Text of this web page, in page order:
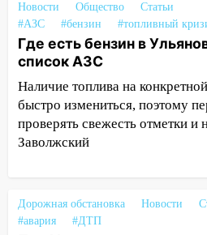
пешеходных переходах
14:40 На проспекте
запретили остановку
14:22 В Новом городе 8
большой фестиваль
мотофристайлом и
погоды в Ульяновской
выходные 8-9 августа
Новости Общество
Статьи
#АЗС
#бензин #топливный
Где есть бензин в
список АЗС
Наличие топлива на
быстро измениться, поэтому
проверять свежесть отметки
Заволжский
Дорожная обстановка Новости
#авария
#ДТП